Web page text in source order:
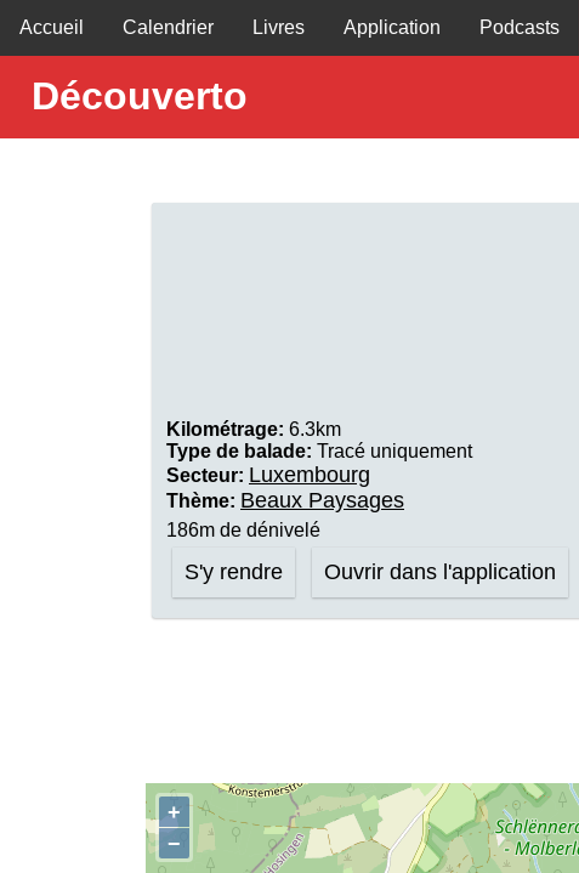
Accueil Calendrier Livres Application Podcasts
Découverto
Kilométrage: 6.3km
Type de balade: Tracé uniquement
Secteur: Luxembourg
Thème: Beaux Paysages
186m de dénivelé
S'y rendre Ouvrir dans l'application
+
−